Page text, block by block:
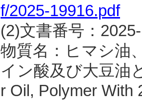
f/2025-19916.pdf
(2)文書番号：
物質名：ヒマシ油
イン酸及び大豆油
r Oil, Polymer With